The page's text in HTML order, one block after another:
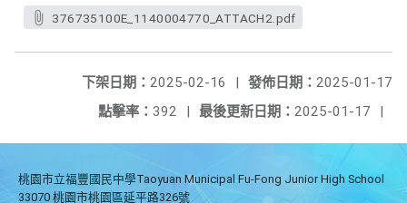
376735100E_1140004770_ATTACH2.pdf
發佈日期： 2025-01-17
下架日期： 2025-02-16
|
最後更新日期： 2025-01-17 |
點擊率： 392 |
桃園市立福豐國民中學Taoyuan Municipal Fu-Fong Junior High School
33070 桃園市桃園區延平路326號